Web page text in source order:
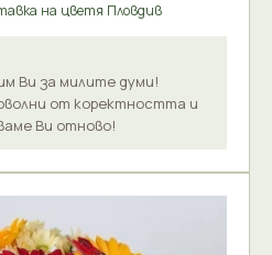
на цветя Пловдив
Ви за милите думи!
от коректността и
Ви отново!